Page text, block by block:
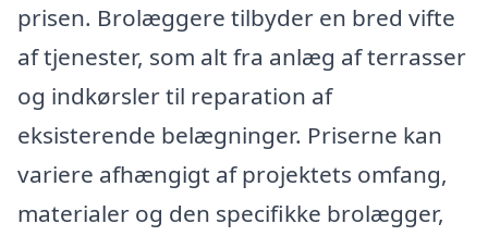
prisen. Brolæggere tilbyder en bred vifte
af tjenester, som alt fra anlæg af terrasser
og indkørsler til reparation af
eksisterende belægninger. Priserne kan
variere afhængigt af projektets omfang,
materialer og den specifikke brolægger,